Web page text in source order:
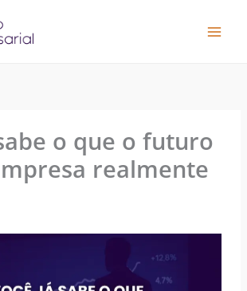
o que o futuro
realmente